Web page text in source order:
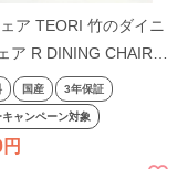
ア TEORI 竹のダイニ
ア R DINING CHAIR
なし アームレス シン
ザー 天然木 木目 木
ラル テオリ 国産 日本
国産 3年保証
キャンペーン対象